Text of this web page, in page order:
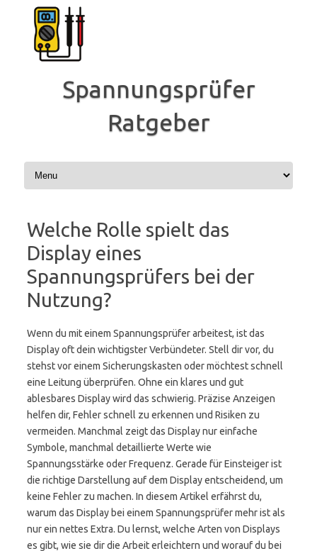
Inhalt
springen
Spannungsprüfer
Ratgeber
Welche Rolle spielt das
Display eines
Spannungsprüfers bei der
Nutzung?
Wenn du mit einem Spannungsprüfer arbeitest, ist das
Display oft dein wichtigster Verbündeter. Stell dir vor, du
stehst vor einem Sicherungskasten oder möchtest schnell
eine Leitung überprüfen. Ohne ein klares und gut
ablesbares Display wird das schwierig. Präzise Anzeigen
helfen dir, Fehler schnell zu erkennen und Risiken zu
vermeiden. Manchmal zeigt das Display nur einfache
Symbole, manchmal detaillierte Werte wie
Spannungsstärke oder Frequenz. Gerade für Einsteiger ist
die richtige Darstellung auf dem Display entscheidend, um
keine Fehler zu machen. In diesem Artikel erfährst du,
warum das Display bei einem Spannungsprüfer mehr ist als
nur ein nettes Extra. Du lernst, welche Arten von Displays
es gibt, wie sie dir die Arbeit erleichtern und worauf du bei